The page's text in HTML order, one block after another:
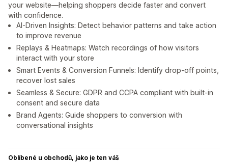
your website—helping shoppers decide faster and convert
with confidence.
AI-Driven Insights: Detect behavior patterns and take action
to improve revenue
Replays & Heatmaps: Watch recordings of how visitors
interact with your store
Smart Events & Conversion Funnels: Identify drop-off points,
recover lost sales
Seamless & Secure: GDPR and CCPA compliant with built‑in
consent and secure data
Brand Agents: Guide shoppers to conversion with
conversational insights
Oblíbené u obchodů, jako je ten váš